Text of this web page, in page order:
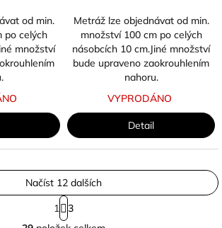
od min.
po celých
množství
Metráž lze objednávat od min.
množství 100 cm po celých
násobcích 10 cm.Jiné množství
bude upraveno zaokrouhlením
nahoru.
VYPRODÁNO
Detail
O
Načíst 12 dalších
S
t
r
1
3